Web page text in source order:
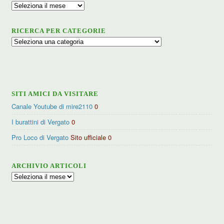
Archivio
RICERCA PER CATEGORIE
Ricerca
SITI AMICI DA VISITARE
Canale Youtube di mire2110 0
I burattini di Vergato 0
Pro Loco di Vergato Sito ufficiale 0
ARCHIVIO ARTICOLI
Archivio